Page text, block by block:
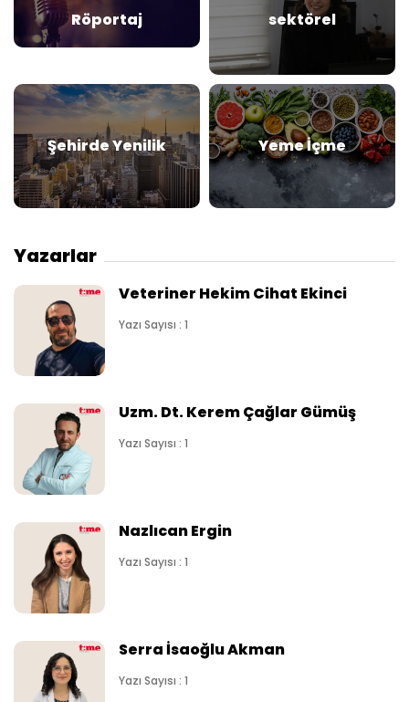
Röportaj sektörel
Şehirde Yenilik Yeme İçme
Yazarlar
Veteriner Hekim Cihat Ekinci
Yazı Sayısı : 1
Uzm. Dt. Kerem Çağlar Gümüş
Yazı Sayısı : 1
Nazlıcan Ergin
Yazı Sayısı : 1
Serra İsaoğlu Akman
Yazı Sayısı : 1